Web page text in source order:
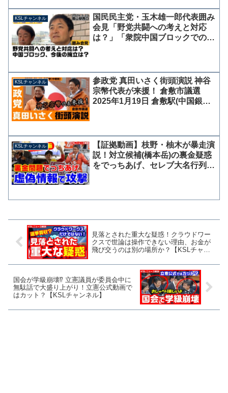
ゾート（IR）誘致に反対するツイッター
アカウントが拡散したも...
KSLチャンネル
国民民主党・玉木雄一郎代表囲み
会見「野党共闘への考えと対応
は？」「衆院中国ブロックでの今
KSLチャンネル
参政党 真田いさく街頭演説 神谷
宗幣代表が来援！ 倉敷市議選
2025年1月19日 倉敷駅(中国銀行
KSLチャンネル
【証拠動画】枝野・柚木が暴走演
説！対立候補(橋本岳)の裏金疑惑
をでっちあげ、セレブ大名行列を
見落とされた重大な疑惑！クラウドワー
クスで世論は操作できない理由、お金が
飛び交うのは別の場所か？【KSLチャン
国会が学級崩壊⁉ 立憲議員が委員会中に
無駄話で大盛り上がり！立憲公式動画で
はカット？【KSLチャンネル】